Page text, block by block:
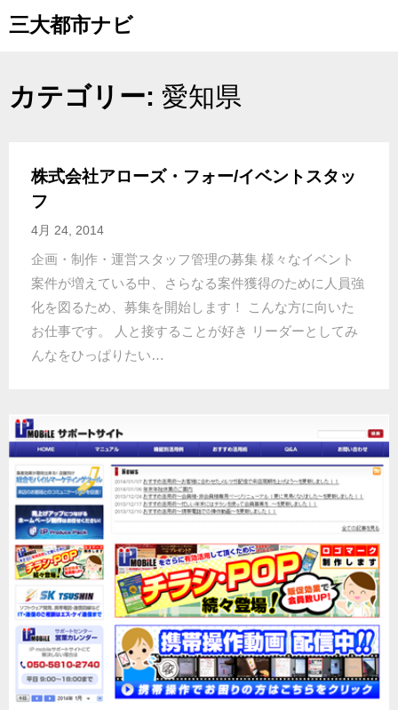
to三大都市ナビ
カテゴリー: 愛知県
株式会社アローズ・フォー/イベントスタッ
フ
4月 24, 2014
企画・制作・運営スタッフ管理の募集 様々なイベント
案件が増えている中、さらなる案件獲得のために人員強
化を図るため、募集を開始します！ こんな方に向いた
お仕事です。 人と接することが好き リーダーとしてみ
んなをひっぱりたい…